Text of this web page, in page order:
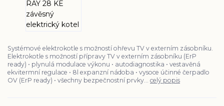
Systémové elektrokotle s možností ohřevu TV v externím zásobníku.
Elektrokotle s možností přípravy TV v externím zásobníku (ErP
ready) • plynulá modulace výkonu • autodiagnostika • vestavěná
ekvitermní regulace • 8l expanzní nádoba • vysoce účinné čerpadlo
OV (ErP ready) • všechny bezpečnostní prvky... celý popis